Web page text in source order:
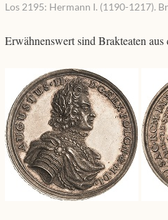
Los 2195: Hermann I. (1190-1217).
Erwähnenswert sind Brakteaten